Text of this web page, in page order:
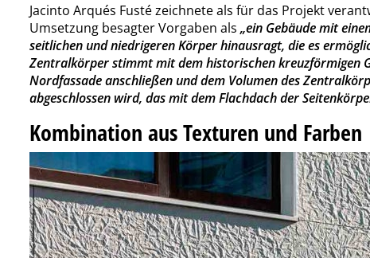
Jacinto Arqués Fusté zeichnete als für das Projekt
Umsetzung besagter Vorgaben als „ein Gebäude mit
seitlichen und niedrigeren Körper hinausragt, die es
Zentralkörper stimmt mit dem historischen kreuzförmigen
Nordfassade anschließen und dem Volumen des
abgeschlossen wird, das mit dem Flachdach der
Kombination aus Texturen und Farben